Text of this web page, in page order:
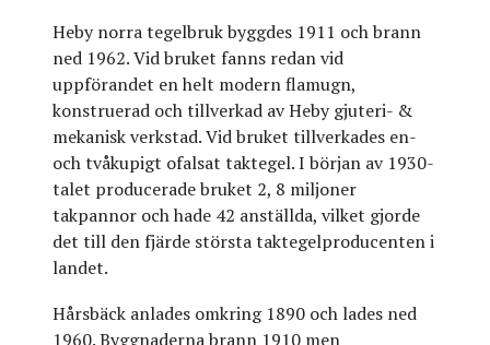
Heby norra tegelbruk byggdes 1911 och brann
ned 1962. Vid bruket fanns redan vid
uppförandet en helt modern flamugn,
konstruerad och tillverkad av Heby gjuteri- &
mekanisk verkstad. Vid bruket tillverkades en-
och tvåkupigt ofalsat taktegel. I början av 1930-
talet producerade bruket 2, 8 miljoner
takpannor och hade 42 anställda, vilket gjorde
det till den fjärde största taktegelproducenten i
landet.
Hårsbäck anlades omkring 1890 och lades ned
1960. Byggnaderna brann 1910 men